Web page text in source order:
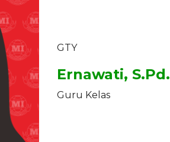
GTY
Ernawati, S.Pd.
Guru Kelas